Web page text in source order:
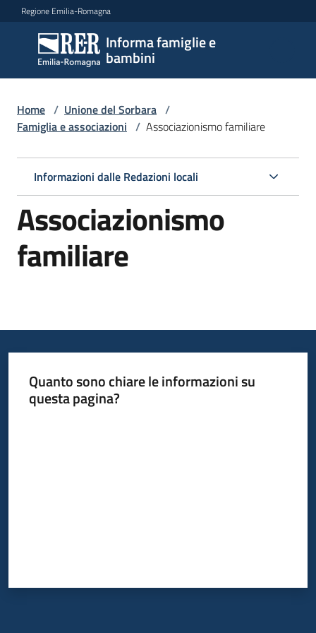
Vai al contenuto
Vai alla navigazione
Vai al footer
Regione Emilia-Romagna
Informa famiglie e
bambini
Informa
famiglie
e
bambini
Argomenti
Servizi
Centri
locali
Home / Unione del Sorbara /
Famiglia e associazioni / Associazionismo familiare
Informazioni dalle Redazioni locali
Associazionismo
familiare
Quanto sono chiare le informazioni su
questa pagina?